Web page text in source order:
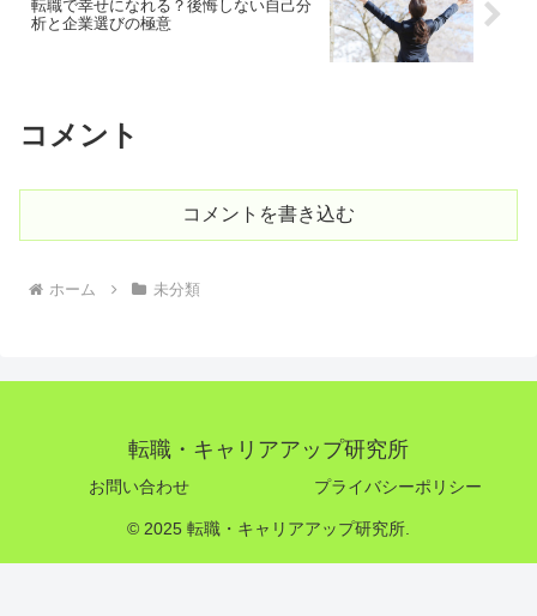
転職で幸せになれる？後悔しない自己分
析と企業選びの極意
コメント
コメントを書き込む
ホーム 未分類
転職・キャリアアップ研究所
お問い合わせ プライバシーポリシー
© 2025 転職・キャリアアップ研究所.